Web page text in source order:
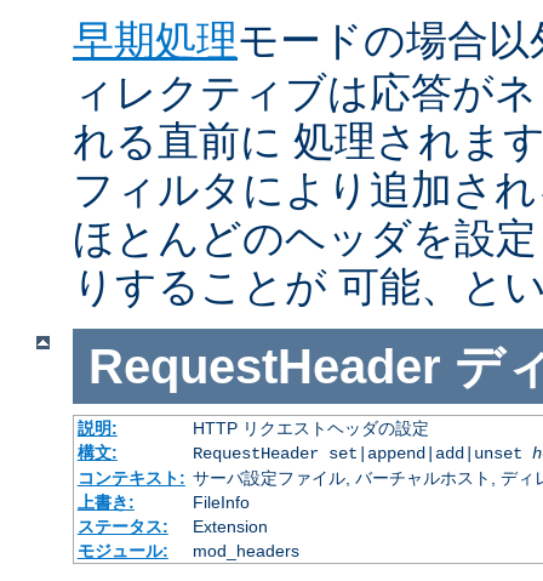
早期処理モードの場合
ィレクティブは応答が
れる直前に 処理されま
フィルタにより追加さ
ほとんどのヘッダを設
りすることが 可能、と
RequestHeader デ
説明:
HTTP リクエストヘッダの設定
構文:
RequestHeader set|append|add|unset
コンテキスト: サーバ設定ファイル, バーチャルホスト, ディ
上書き:
FileInfo
ステータス:
Extension
モジュール:
mod_headers